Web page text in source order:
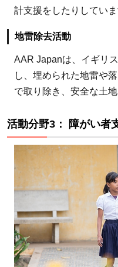
計支援をしたりしていま
地雷除去活動
AAR Japanは、イギリ
し、埋められた地雷や
で取り除き、安全な土
活動分野3： 障がい者